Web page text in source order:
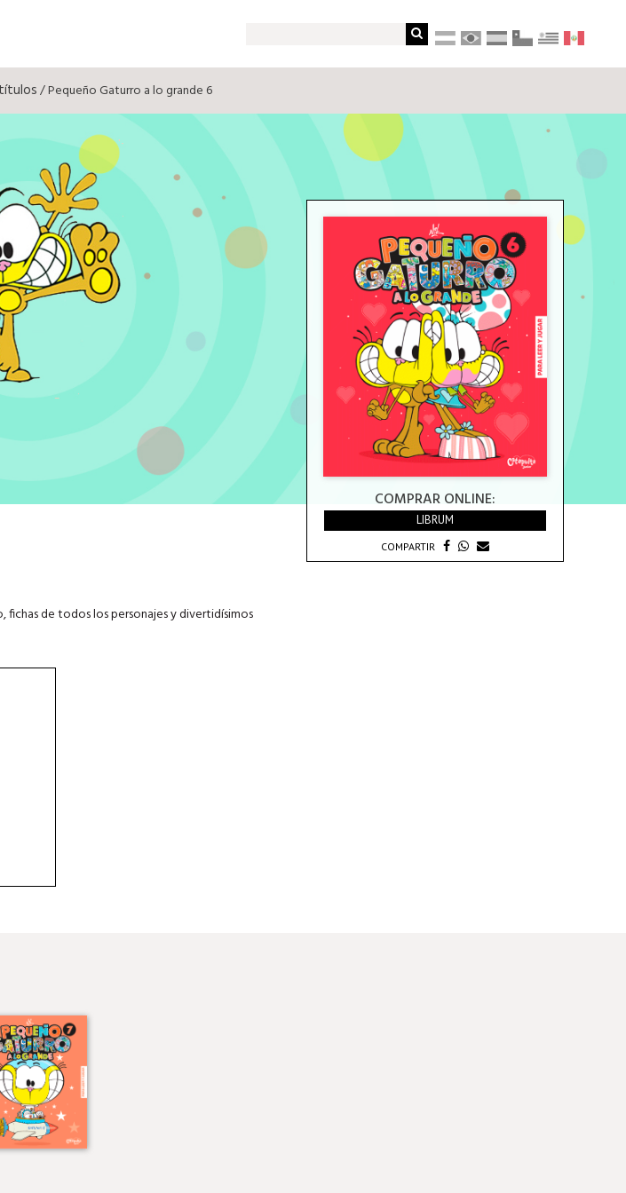
/ Pequeño Gaturro a lo grande 6
COMPRAR ONLINE:
LIBRUM
COMPARTIR
fichas de todos los personajes y divertidísimos